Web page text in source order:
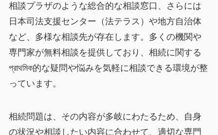
相談プラザのような総合的な相談窓口、さらには
日本司法支援センター（法テラス）や地方自治体
など、多様な相談先が存在します。多くの機関や
専門家が無料相談を提供しており、相続に関する
প্রাথমিক的な疑問や悩みを気軽に相談できる環境が整
っています。
相続問題は、その内容が多岐にわたるため、自身
の状況や相談したい内容に合わせて、適切な専門